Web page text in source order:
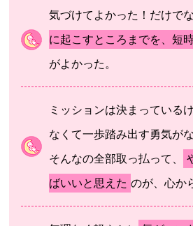
気づけてよかった！だけでな
に起こすところまでを、短
がよかった。
ミッションは決まっている
なくて一歩踏み出す勇気が
そんなの全部取っ払って、
ばいいと思えた のが、心か